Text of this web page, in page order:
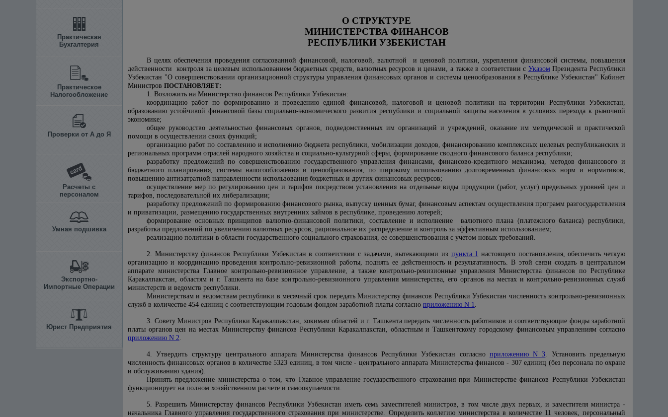
Практическая
Бухгалтерия
Практическое
Налогообложение
Проверки от А до Я
Расчеты с
персоналом
Умная подшивка
Экспортно-
Импортные Операции
Юрист Предприятия
О СТРУКТУРЕ
МИНИСТЕРСТВА ФИНАНСОВ
РЕСПУБЛИКИ УЗБЕКИСТАН
В целях обеспечения проведения согласованной финансовой, налоговой, валютной и ценовой политики, укрепления финансовой системы, повышения
действенности контроля за целевым использованием бюджетных средств, валютных ресурсов и ценами, а также в соответствии с УказомПрезидента Республики
Узбекистан "О совершенствовании организационной структуры управления финансовых органов и системы ценообразования в Республике Узбекистан" Кабинет
Министров ПОСТАНОВЛЯЕТ:
1. Возложить на Министерство финансов Республики Узбекистан:
координацию работ по формированию и проведению единой финансовой, налоговой и ценовой политики на территории Республики Узбекистан,
образованию устойчивой финансовой базы социально-экономического развития республики и социальной защиты населения в условиях перехода к рыночной
экономике;
общее руководство деятельностью финансовых органов, подведомственных им организаций и учреждений, оказание им методической и практической
помощи в осуществлении своих функций;
организацию работ по составлению и исполнению бюджета республики, мобилизации доходов, финансированию комплексных целевых республиканских и
региональных программ отраслей народного хозяйства и социально-культурной сферы, формирование сводного финансового баланса республики;
разработку предложений по совершенствованию государственного управления финансами, финансово-кредитного механизма, методов финансового и
бюджетного планирования, системы налогообложения и ценообразования, по широкому использованию долговременных финансовых норм и нормативов,
повышению антизатратной направленности использования бюджетных и других финансовых ресурсов;
осуществление мер по регулированию цен и тарифов посредством установления на отдельные виды продукции (работ, услуг) предельных уровней цен и
тарифов, последовательной их либерализации;
разработку предложений по формированию финансового рынка, выпуску ценных бумаг, финансовым аспектам осуществления программ разгосударствления
и приватизации, размещению государственных внутренних займов в республике, проведению лотерей;
формирование основных принципов валютно-финансовой политики, составление и исполнение валютного плана (платежного баланса) республики,
разработка предложений по увеличению валютных ресурсов, рациональное их распределение и контроль за эффективным использованием;
реализацию политики в области государственного социального страхования, ее совершенствования с учетом новых требований.
2. Министерству финансов Республики Узбекистан в соответствии с задачами, вытекающими из пункта 1 настоящего постановления, обеспечить четкую
организацию и координацию проведения контрольно-ревизионной работы, поднять ее действенность и результативность. В этой связи создать в центральном
аппарате министерства Главное контрольно-ревизионное управление, а также контрольно-ревизионные управления Министерства финансов по Республике
Каракалпакстан, областям и г. Ташкента на базе контрольно-ревизионного управления министерства, его органов на местах и контрольно-ревизионных служб
министерств и ведомств республики.
Министерствам и ведомствам республики в месячный срок передать Министерству финансов Республики Узбекистан численность контрольно-ревизионных
служб в количестве 454 единиц с соответствующим годовым фондом заработной платы согласно приложению N 1.
3. Совету Министров Республики Каракалпакстан, хокимам областей и г. Ташкента передать численность работников и соответствующие фонды заработной
платы органов цен на местах Министерству финансов Республики Каракалпакстан, областным и Ташкентскому городскому финансовым управлениям согласно
приложению N 2.
4. Утвердить структуру центрального аппарата Министерства финансов Республики Узбекистан согласно приложению N 3. Установить предельную
численность финансовых органов в количестве 5323 единиц, в том числе - центрального аппарата Министерства финансов - 307 единиц (без персонала по охране
и обслуживанию здания).
Принять предложение министерства о том, что Главное управление государственного страхования при Министерстве финансов Республики Узбекистан
функционирует на полном хозяйственном расчете и самоокупаемости.
5. Разрешить Министерству финансов Республики Узбекистан иметь семь заместителей министров, в том числе двух первых, и заместителя министра -
начальника Главного управления государственного страхования при министерстве. Определить коллегию министерства в количестве 11 человек, персональный